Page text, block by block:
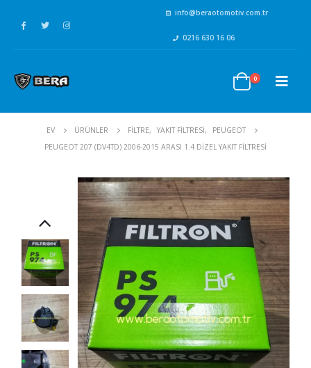
info@beraotomotiv.com.tr
0216 630 16 06
0
EV ÜRÜNLER FİLTRE, YAKIT FİLTRESİ,
PEUGEOT
PEUGEOT 207 (DV4TD) 2006-2015 ARASI 1.4 DIZEL YAKIT FILTRESI